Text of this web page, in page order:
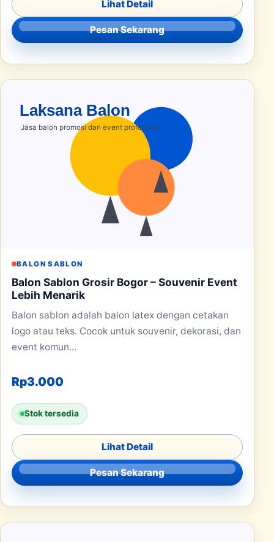
Lihat Detail
Pesan Sekarang
BALON SABLON
Balon Sablon Grosir Bogor – Souvenir Event
Lebih Menarik
Balon sablon adalah balon latex dengan cetakan
logo atau teks. Cocok untuk souvenir, dekorasi, dan
event komun...
Rp3.000
Stok tersedia
Lihat Detail
Pesan Sekarang